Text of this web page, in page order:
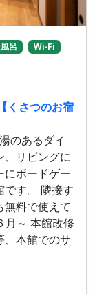
呂
Wi-Fi
くさつのお宿
のあるダイ
、リビングに
にボードゲー
です。 隣接す
無料で使えて
月～ 本館改修
、本館でのサ